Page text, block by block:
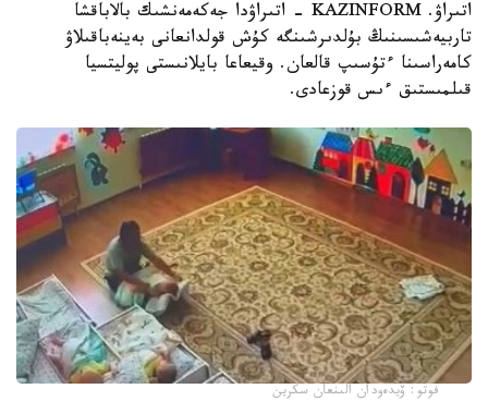
اتىراۋ. KAZINFORM - اتىراۋدا جەكەمەنشىك بالاباقشا
تاربيەشىسىنىڭ بۇلدىرشىنگە كۇش قولدانعانى بەينەباقىلاۋ
كامەراسىنا ءتۇسىپ قالعان. وقيعاعا بايلانىستى پوليتسيا
قىلمىستىق ءىس قوزعادى.
فوتو: ۆيدەودان الىنعان سكرين